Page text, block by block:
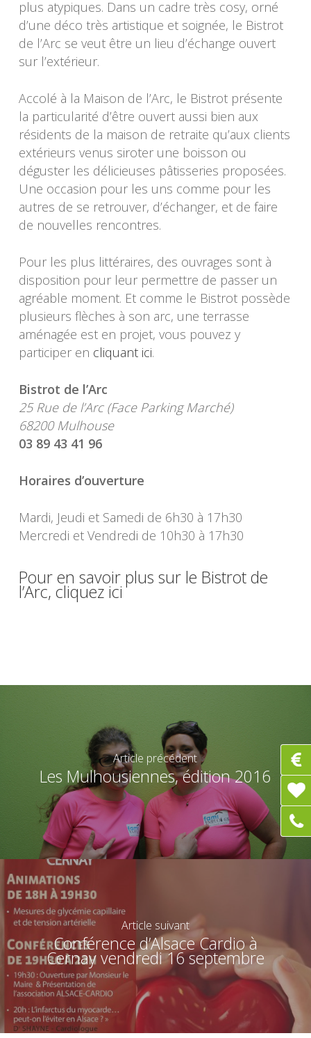
plus atypiques. Dans un cadre très cosy, orné
d’une déco très artistique et soignée, le Bistrot
de l’Arc se veut être un lieu d’échange ouvert
sur l’extérieur.
Accolé à la Maison de l’Arc, le Bistrot présente
la particularité d’être ouvert aussi bien aux
résidents de la maison de retraite qu’aux clients
extérieurs venus siroter une boisson ou
déguster les délicieuses pâtisseries proposées.
Une occasion pour les uns comme pour les
autres de se retrouver, d’échanger, et de faire
de nouvelles rencontres.
Pour les plus littéraires, des ouvrages sont à
disposition pour leur permettre de passer un
agréable moment. Et comme le Bistrot possède
plusieurs flèches à son arc, une terrasse
aménagée est en projet, vous pouvez y
participer en cliquant ici.
Bistrot de l’Arc
25 Rue de l’Arc (Face Parking Marché)
68200 Mulhouse
03 89 43 41 96
Horaires d’ouverture
Mardi, Jeudi et Samedi de 6h30 à 17h30
Mercredi et Vendredi de 10h30 à 17h30
Pour en savoir plus sur le Bistrot de
l’Arc, cliquez ici
Article précédent
Les Mulhousiennes, édition 2016
Article suivant
Conférence d’Alsace Cardio à
Cernay vendredi 16 septembre